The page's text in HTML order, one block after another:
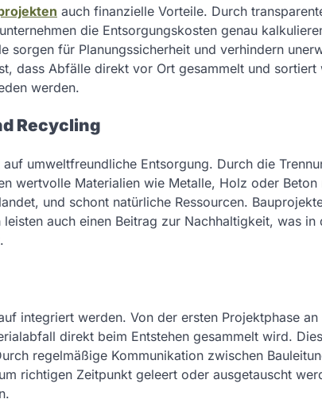
auch finanzielle Vorteile. Durch
die Entsorgungskosten genau
sorgen für Planungssicherheit und verhindern
dass Abfälle direkt vor Ort gesammelt und
werden.
Recycling
umweltfreundliche Entsorgung. Durch die
wertvolle Materialien wie Metalle, Holz oder
und schont natürliche Ressourcen.
auch einen Beitrag zur Nachhaltigkeit, was in
integriert werden. Von der ersten Projektphase
direkt beim Entstehen gesammelt wird.
regelmäßige Kommunikation zwischen
richtigen Zeitpunkt geleert oder ausgetauscht